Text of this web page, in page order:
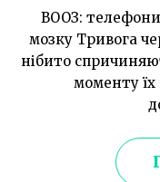
ВООЗ:
мозку Тривога
нібито
моменту